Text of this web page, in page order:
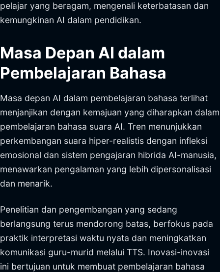
pelajar yang beragam, mengenali keterbatasan dan
kemungkinan AI dalam pendidikan.
Masa Depan AI dalam
Pembelajaran Bahasa
Masa depan AI dalam pembelajaran bahasa terlihat
menjanjikan dengan kemajuan yang diharapkan dalam
pembelajaran bahasa suara AI. Tren menunjukkan
perkembangan suara hiper-realistis dengan infleksi
emosional dan sistem pengajaran hibrida AI-manusia,
menawarkan pengalaman yang lebih dipersonalisasi
dan menarik.
Penelitian dan pengembangan yang sedang
berlangsung terus mendorong batas, berfokus pada
praktik interpretasi waktu nyata dan meningkatkan
komunikasi guru-murid melalui TTS. Inovasi-inovasi
ini bertujuan untuk membuat pembelajaran bahasa